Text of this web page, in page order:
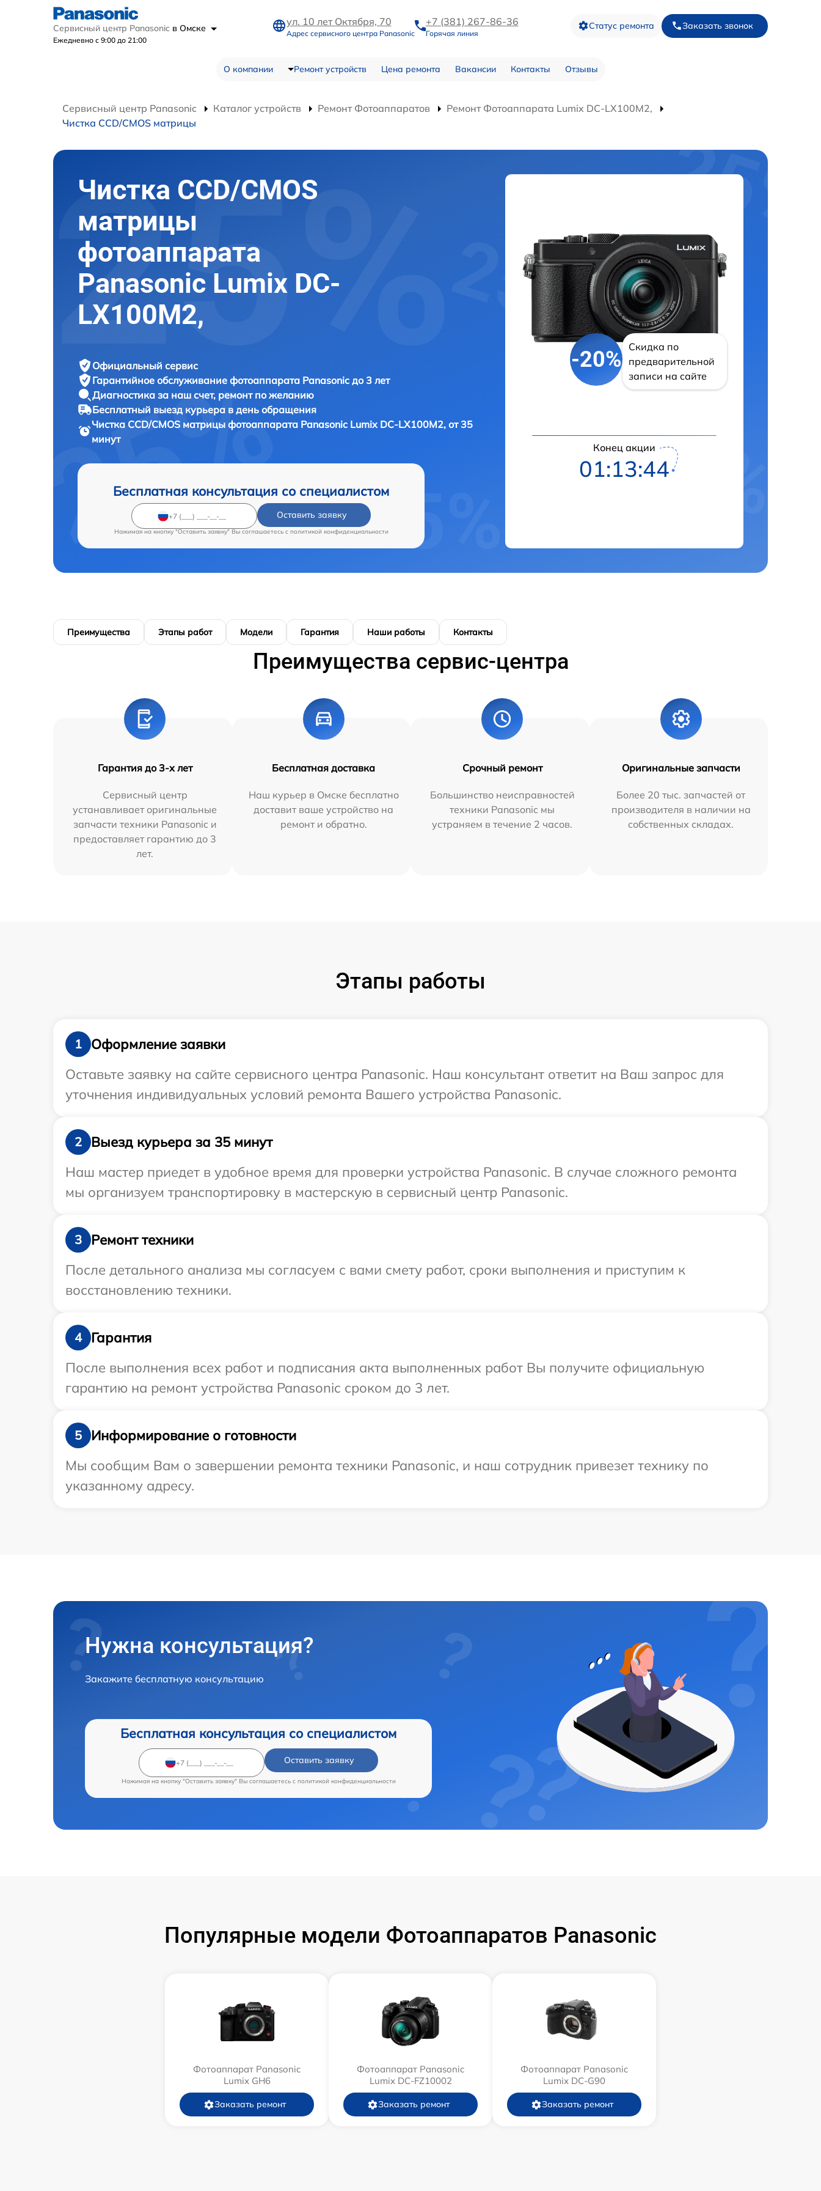
Сервисный центр Panasonic в Омске
Ежедневно с 9:00 до 21:00
ул. 10 лет Октября, 70
Адрес сервисного центра Panasonic
+7 (381) 267-86-36
Горячая линия
Статус ремонта Заказать звонок
О компании Ремонт устройств Цена ремонта Вакансии Контакты Отзывы
Сервисный центр Panasonic Каталог устройств Ремонт Фотоаппаратов
Ремонт Фотоаппарата Lumix DC-LX100M2,
Чистка CCD/CMOS матрицы
Чистка CCD/CMOS
матрицы
фотоаппарата
Panasonic Lumix DC-
LX100M2,
Официальный сервис
Гарантийное обслуживание фотоаппарата Panasonic до 3 лет
Диагностика за наш счет, ремонт по желанию
Бесплатный выезд курьера в день обращения
Чистка CCD/CMOS матрицы фотоаппарата Panasonic Lumix DC-LX100M2, от 35
минут
Бесплатная консультация со специалистом
Оставить заявку
Нажимая на кнопку "Оставить заявку" Вы соглашаетесь c политикой конфиденциальности
-20%
Скидка по
предварительной
записи на сайте
Конец акции
01:13:42
Преимущества Этапы работ Модели Гарантия Наши работы Контакты
Преимущества сервис-центра
Гарантия до 3-х лет
Сервисный центр
устанавливает оригинальные
запчасти техники Panasonic и
предоставляет гарантию до 3
лет.
Бесплатная доставка
Наш курьер в Омске бесплатно
доставит ваше устройство на
ремонт и обратно.
Срочный ремонт
Большинство неисправностей
техники Panasonic мы
устраняем в течение 2 часов.
Оригинальные запчасти
Более 20 тыс. запчастей от
производителя в наличии на
собственных складах.
Этапы работы
1
Оформление заявки
Оставьте заявку на сайте сервисного центра Panasonic. Наш консультант ответит на Ваш запрос для
уточнения индивидуальных условий ремонта Вашего устройства Panasonic.
2
Выезд курьера за 35 минут
Наш мастер приедет в удобное время для проверки устройства Panasonic. В случае сложного ремонта
мы организуем транспортировку в мастерскую в сервисный центр Panasonic.
3
Ремонт техники
После детального анализа мы согласуем с вами смету работ, сроки выполнения и приступим к
восстановлению техники.
4
Гарантия
После выполнения всех работ и подписания акта выполненных работ Вы получите официальную
гарантию на ремонт устройства Panasonic сроком до 3 лет.
5
Информирование о готовности
Мы сообщим Вам о завершении ремонта техники Panasonic, и наш сотрудник привезет технику по
указанному адресу.
Нужна консультация?
Закажите бесплатную консультацию
Бесплатная консультация со специалистом
Оставить заявку
Нажимая на кнопку "Оставить заявку" Вы соглашаетесь c политикой конфиденциальности
Популярные модели Фотоаппаратов Panasonic
Фотоаппарат Panasonic
Lumix GH6
Заказать ремонт
Фотоаппарат Panasonic
Lumix DC-FZ10002
Заказать ремонт
Фотоаппарат Panasonic
Lumix DC-G90
Заказать ремонт